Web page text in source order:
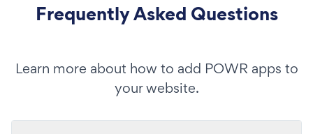
Frequently Asked Questions
Learn more about how to add POWR apps to
your website.